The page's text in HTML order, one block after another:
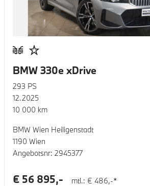
BMW 330e xDrive
293 PS
12.2025
10 000 km
BMW Wien Heiligenstadt
1190 Wien
Angebotsnr: 2945377
mtl.: € 486,-*
€ 56 895,-